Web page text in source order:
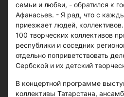
семьи и любви, - обратился к
Афанасьев. - Я рад, что с
приезжает людей,
100 творческих коллективов
республики и соседних
отдельно поприветствовать
Сербской и их детский
В концертной программе
коллективы Татарстана,